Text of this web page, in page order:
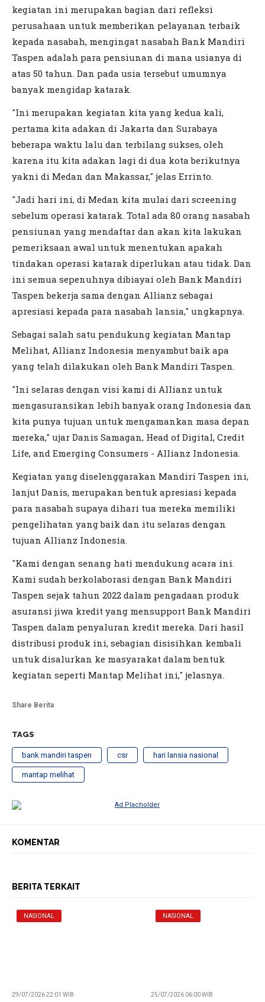
kegiatan ini merupakan bagian dari refleksi
perusahaan untuk memberikan pelayanan terbaik
kepada nasabah, mengingat nasabah Bank Mandiri
Taspen adalah para pensiunan di mana usianya di
atas 50 tahun. Dan pada usia tersebut umumnya
banyak mengidap katarak.
"Ini merupakan kegiatan kita yang kedua kali,
pertama kita adakan di Jakarta dan Surabaya
beberapa waktu lalu dan terbilang sukses, oleh
karena itu kita adakan lagi di dua kota berikutnya
yakni di Medan dan Makassar," jelas Errinto.
"Jadi hari ini, di Medan kita mulai dari screening
sebelum operasi katarak. Total ada 80 orang nasabah
pensiunan yang mendaftar dan akan kita lakukan
pemeriksaan awal untuk menentukan apakah
tindakan operasi katarak diperlukan atau tidak. Dan
ini semua sepenuhnya dibiayai oleh Bank Mandiri
Taspen bekerja sama dengan Allianz sebagai
apresiasi kepada para nasabah lansia," ungkapnya.
Sebagai salah satu pendukung kegiatan Mantap
Melihat, Allianz Indonesia menyambut baik apa
yang telah dilakukan oleh Bank Mandiri Taspen.
"Ini selaras dengan visi kami di Allianz untuk
mengasuransikan lebih banyak orang Indonesia dan
kita punya tujuan untuk mengamankan masa depan
mereka," ujar Danis Samagan, Head of Digital, Credit
Life, and Emerging Consumers - Allianz Indonesia.
Kegiatan yang diselenggarakan Mandiri Taspen ini,
lanjut Danis, merupakan bentuk apresiasi kepada
para nasabah supaya dihari tua mereka memiliki
pengelihatan yang baik dan itu selaras dengan
tujuan Allianz Indonesia.
"Kami dengan senang hati mendukung acara ini.
Kami sudah berkolaborasi dengan Bank Mandiri
Taspen sejak tahun 2022 dalam pengadaan produk
asuransi jiwa kredit yang mensupport Bank Mandiri
Taspen dalam penyaluran kredit mereka. Dari hasil
distribusi produk ini, sebagian disisihkan kembali
untuk disalurkan ke masyarakat dalam bentuk
kegiatan seperti Mantap Melihat ini," jelasnya.
Share Berita
TAGS
bank mandiri taspen csr hari lansia nasional
mantap melihat
KOMENTAR
BERITA TERKAIT
NASIONAL
29/07/2026 22:01 WIB
NASIONAL
25/07/2026 06:00 WIB